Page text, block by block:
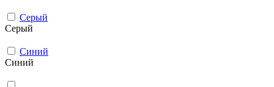
Серый
Серый
Синий
Синий